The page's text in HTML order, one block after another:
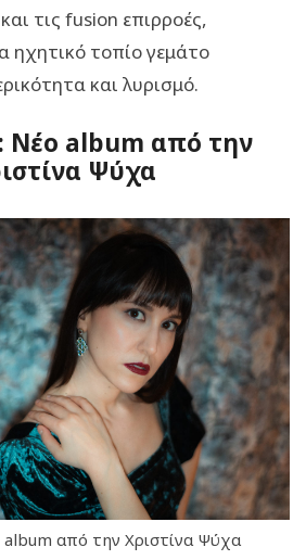
τις fusion επιρροές,
ηχητικό τοπίο γεμάτο
και λυρισμό.
Νέο album από την
Ψύχα
από την Χριστίνα Ψύχα